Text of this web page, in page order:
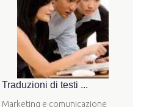
Traduzioni di testi ...
Marketing e comunicazione